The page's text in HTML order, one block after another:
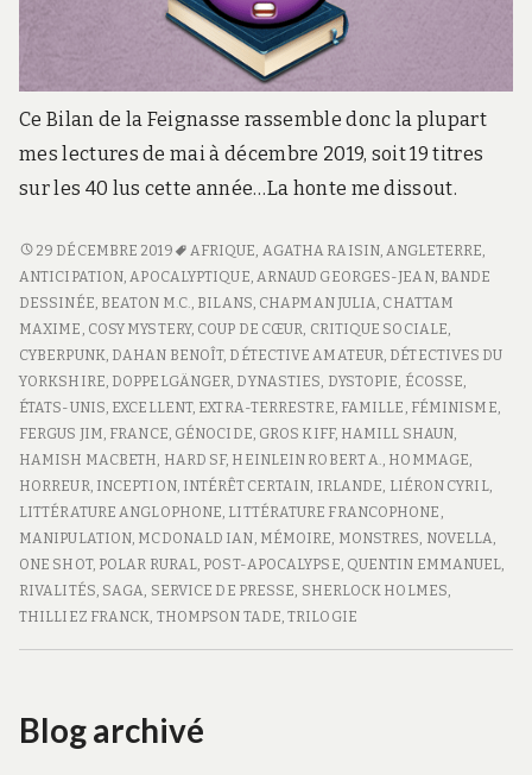
Ce Bilan de la Feignasse rassemble donc la plupart
mes lectures de mai à décembre 2019, soit 19 titres
sur les 40 lus cette année…La honte me dissout.
BILAN
DE
FEIGNASSE
–
2019
29 DÉCEMBRE 2019 AFRIQUE, AGATHA RAISIN,ANGLETERRE,
ANTICIPATION,APOCALYPTIQUE, ARNAUD GEORGES-JEAN, BANDE
DESSINÉE, BEATON M.C., BILANS, CHAPMAN JULIA, CHATTAM
MAXIME , COSY MYSTERY, COUP DE CŒUR, CRITIQUE SOCIALE,
CYBERPUNK, DAHAN BENOÎT, DÉTECTIVE AMATEUR, DÉTECTIVES DU
YORKSHIRE, DOPPELGÄNGER, DYNASTIES, DYSTOPIE, ÉCOSSE,
ÉTATS-UNIS, EXCELLENT, EXTRA-TERRESTRE, FAMILLE , FÉMINISME,
FERGUS JIM, FRANCE, GÉNOCIDE, GROS KIFF, HAMILL SHAUN,
HAMISH MACBETH, HARD SF, HEINLEIN ROBERT A., HOMMAGE,
HORREUR, INCEPTION, INTÉRÊT CERTAIN, IRLANDE, LIÉRON CYRIL,
LITTÉRATURE ANGLOPHONE, LITTÉRATURE FRANCOPHONE ,
MANIPULATION, MCDONALD IAN, MÉMOIRE, MONSTRES, NOVELLA,
ONE SHOT, POLAR RURAL, POST-APOCALYPSE, QUENTIN EMMANUEL,
RIVALITÉS, SAGA, SERVICE DE PRESSE, SHERLOCK HOLMES,
THILLIEZ FRANCK, THOMPSON TADE,TRILOGIE
Blog archivé